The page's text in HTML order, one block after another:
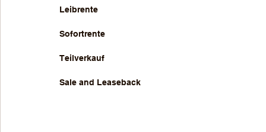
Leibrente
Sofortrente
Teilverkauf
Sale and Leaseback